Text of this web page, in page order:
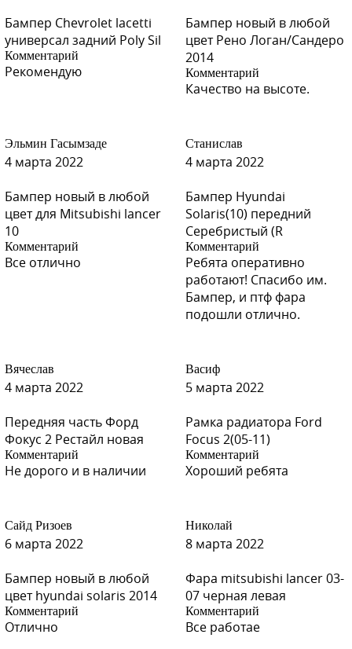
Y04 - ELDORADO (Эльдорадо)
G01 - GREEN (Зеленый)
B10 - Светло-бирюзовый
B10 - Светло-бирюзовый
Бампер Chevrolet lacetti
универсал задний Poly Sil
Комментарий
Рекомендую
Бампер новый в любой
цвет Рено Логан/Сандеро
2014
Комментарий
Качество на высоте.
Эльмин Гасымзаде
4 марта 2022
Бампер новый в любой
цвет для Mitsubishi lancer
10
Комментарий
Все отлично
Станислав
4 марта 2022
Бампер Hyundai
Solaris(10) передний
Серебристый (R
Комментарий
Ребята оперативно
работают! Спасибо им.
Бампер, и птф фара
подошли отлично.
Вячеслав
4 марта 2022
Передняя часть Форд
Фокус 2 Рестайл новая
Комментарий
Не дорого и в наличии
Васиф
5 марта 2022
Рамка радиатора Ford
Focus 2(05-11)
Комментарий
Хороший ребята
Сайд Ризоев
6 марта 2022
Бампер новый в любой
цвет hyundai solaris 2014
Комментарий
Отлично
Николай
8 марта 2022
Фара mitsubishi lancer 03-
07 черная левая
Комментарий
Все работае